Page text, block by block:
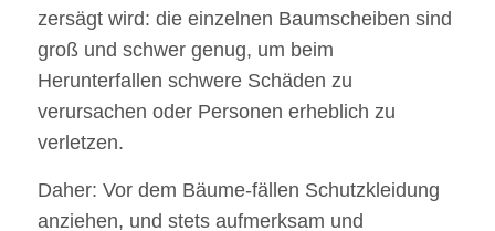
zersägt wird: die einzelnen Baumscheiben sind
groß und schwer genug, um beim
Herunterfallen schwere Schäden zu
verursachen oder Personen erheblich zu
verletzen.
Daher: Vor dem Bäume-fällen Schutzkleidung
anziehen, und stets aufmerksam und